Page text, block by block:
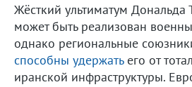
Жёсткий ультиматум Дональда
может быть реализован
однако региональные
способны удержатьего от
иранской инфраструктуры.